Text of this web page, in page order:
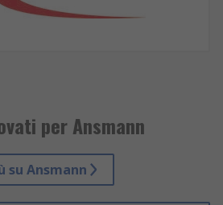
per Ansmann
su Ansmann